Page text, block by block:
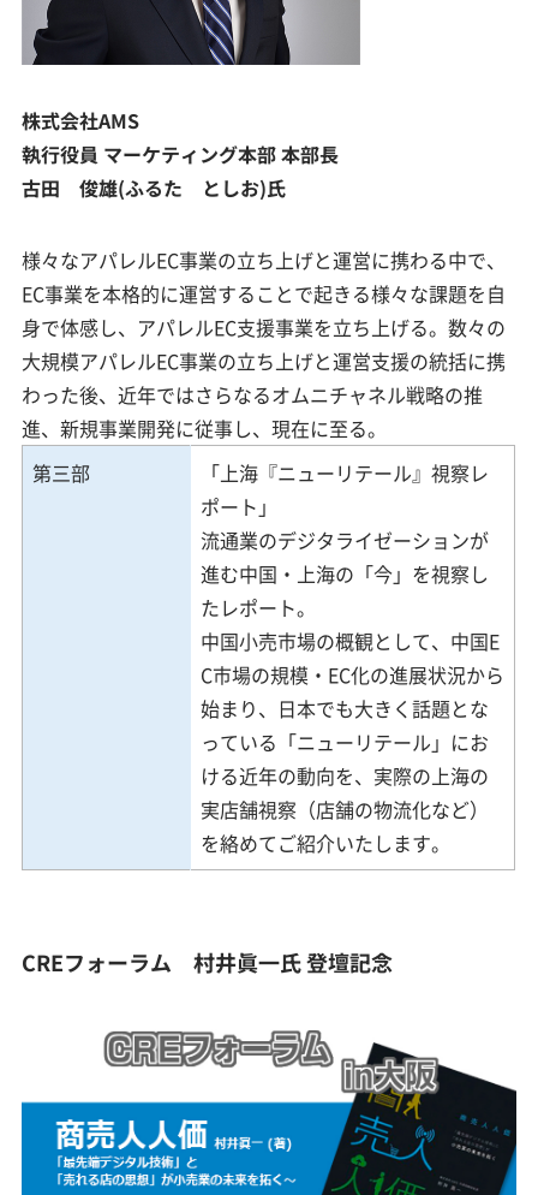
株式会社AMS
執行役員 マーケティング本部 本部長
古田 俊雄(ふるた としお)氏
様々なアパレルEC事業の立ち上げと運営に携わる中で、
EC事業を本格的に運営することで起きる様々な課題を自
身で体感し、アパレルEC支援事業を立ち上げる。数々の
大規模アパレルEC事業の立ち上げと運営支援の統括に携
わった後、近年ではさらなるオムニチャネル戦略の推
進、新規事業開発に従事し、現在に至る。
第三部
「上海『ニューリテール』視察レ
ポート」
流通業のデジタライゼーションが
進む中国・上海の「今」を視察し
たレポート。
中国小売市場の概観として、中国E
C市場の規模・EC化の進展状況から
始まり、日本でも大きく話題とな
っている「ニューリテール」にお
ける近年の動向を、実際の上海の
実店舗視察（店舗の物流化など）
を絡めてご紹介いたします。
CREフォーラム 村井眞一氏 登壇記念